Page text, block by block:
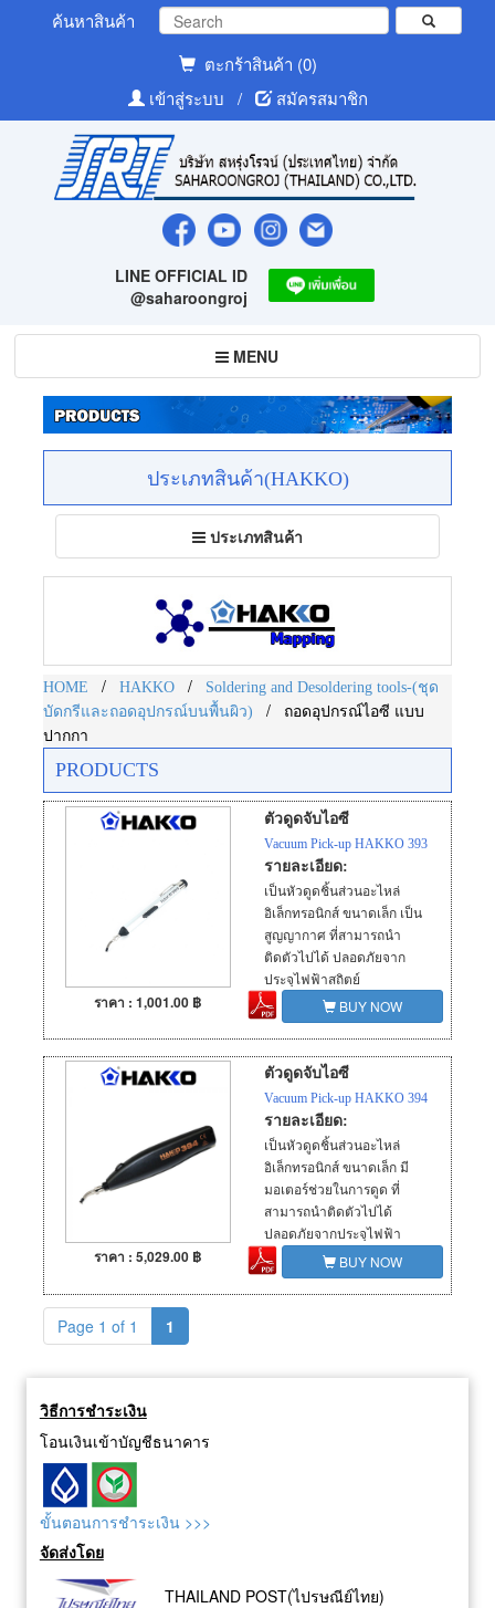
ค้นหาสินค้า
ตะกร้าสินค้า (0)
เข้าสู่ระบบ
/ สมัครสมาชิก
LINE OFFICIAL ID
@saharoongroj
Toggle
navigation
MENU
ประเภทสินค้า(HAKKO)
Toggle
navigation
ประเภทสินค้า
HOME / HAKKO /
Soldering and Desoldering tools-(ชุด
บัดกรีและถอดอุปกรณ์บนพื้นผิว)
/
ถอดอุปกรณ์ไอซี แบบ
ปากกา
PRODUCTS
ตัวดูดจับไอซี
Vacuum Pick-up HAKKO 393
รายละเอียด:
เป็นหัวดูดชิ้นส่วนอะไหล่
อิเล็กทรอนิกส์ ขนาดเล็ก เป็น
สูญญากาศ ที่สามารถนำ
ติดตัวไปได้ ปลอดภัยจาก
ประจุไฟฟ้าสถิตย์
ราคา : 1,001.00 ฿ BUY NOW
ตัวดูดจับไอซี
Vacuum Pick-up HAKKO 394
รายละเอียด:
เป็นหัวดูดชิ้นส่วนอะไหล่
อิเล็กทรอนิกส์ ขนาดเล็ก มี
มอเตอร์ช่วยในการดูด ที่
สามารถนำติดตัวไปได้
ปลอดภัยจากประจุไฟฟ้า
สถิตย์
ราคา : 5,029.00 ฿ BUY NOW
Page 1 of 1 1
วิธีการชำระเงิน
โอนเงินเข้าบัญชีธนาคาร
ขั้นตอนการชำระเงิน >>>
จัดส่งโดย
THAILAND POST(ไปรษณีย์ไทย)